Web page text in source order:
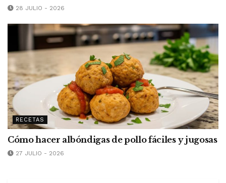
28 JULIO - 2026
RECETAS
Cómo hacer albóndigas de pollo fáciles y jugosas
27 JULIO - 2026